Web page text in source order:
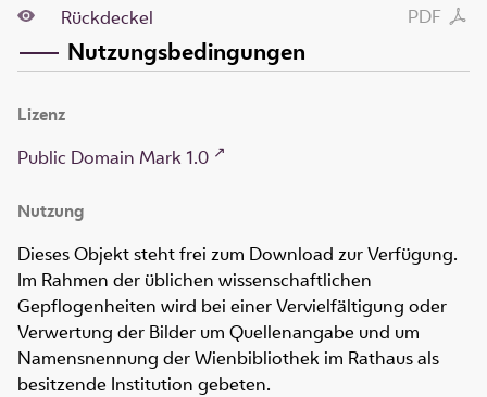
PDF
Rückdeckel
Nutzungsbedingungen
Lizenz
Public Domain Mark 1.0
Nutzung
Dieses Objekt steht frei zum Download zur Verfügung.
Im Rahmen der üblichen wissenschaftlichen
Gepflogenheiten wird bei einer Vervielfältigung oder
Verwertung der Bilder um Quellenangabe und um
Namensnennung der Wienbibliothek im Rathaus als
besitzende Institution gebeten.